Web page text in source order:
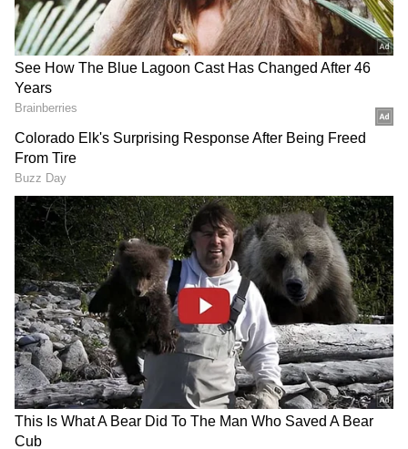
2
4
Image Credit :Chatgpt
ஏன் இந்த கால அளவு? (அறிவியல்